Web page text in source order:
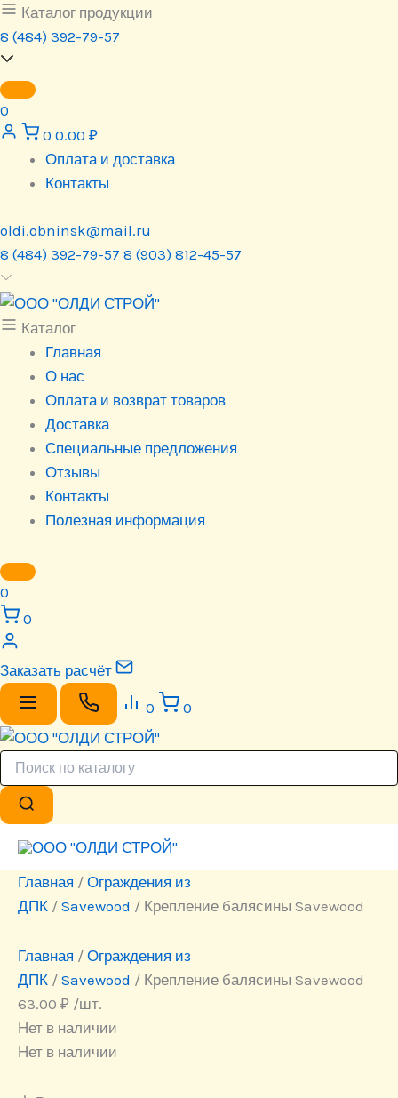
Перейти
к
содержимому
Каталог продукции
8 (484) 392-79-57
0
0 0.00 ₽
Оплата и доставка
Контакты
oldi.obninsk@mail.ru
8 (484) 392-79-57 8 (903) 812-45-57
Каталог
Главная
О нас
Оплата и возврат товаров
Доставка
Специальные предложения
Отзывы
Контакты
Полезная информация
0
0
Заказать расчёт
0 0
Главная / Ограждения из
ДПК / Savewood / Крепление балясины Savewood
Главная / Ограждения из
ДПК / Savewood / Крепление балясины Savewood
63.00 ₽ /шт.
Нет в наличии
Нет в наличии